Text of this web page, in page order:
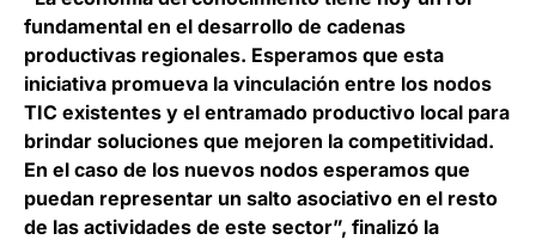
fundamental en el desarrollo de cadenas
productivas regionales. Esperamos que esta
iniciativa promueva la vinculación entre los nodos
TIC existentes y el entramado productivo local para
brindar soluciones que mejoren la competitividad.
En el caso de los nuevos nodos esperamos que
puedan representar un salto asociativo en el resto
de las actividades de este sector”, finalizó la